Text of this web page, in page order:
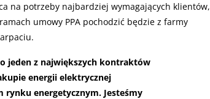
na potrzeby najbardziej wymagających klientów,
umowy PPA pochodzić będzie z farmy
jeden z największych kontraktów
energii elektrycznej
energetycznym. Jesteśmy